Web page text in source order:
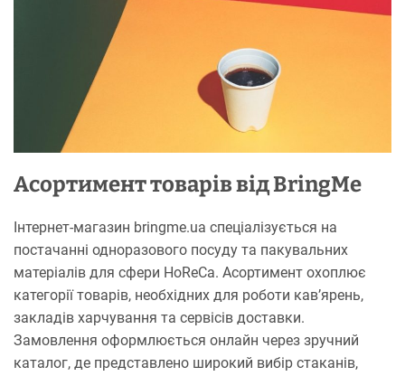
Асортимент товарів від BringMe
Інтернет-магазин bringme.ua спеціалізується на
постачанні одноразового посуду та пакувальних
матеріалів для сфери HoReCa. Асортимент охоплює
категорії товарів, необхідних для роботи кав’ярень,
закладів харчування та сервісів доставки.
Замовлення оформлюється онлайн через зручний
каталог, де представлено широкий вибір стаканів,